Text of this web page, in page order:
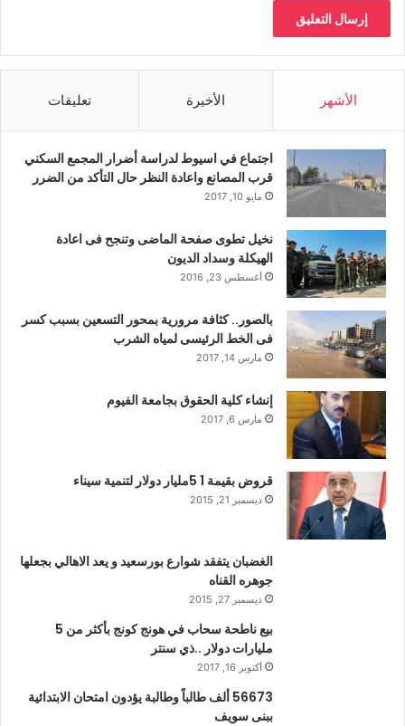
الأشهر الأخيرة تعليقات
اجتماع في اسيوط لدراسة أضرار المجمع السكني
قرب المصانع واعادة النظر حال التأكد من الضرر
مايو 10, 2017
نخيل تطوى صفحة الماضى وتنجح فى اعادة
الهيكلة وسداد الديون
أغسطس 23, 2016
بالصور.. كثافة مرورية بمحور التسعين بسبب كسر
فى الخط الرئيسى لمياه الشرب
مارس 14, 2017
إنشاء كلية الحقوق بجامعة الفيوم
مارس 6, 2017
قروض بقيمة 1 5مليار دولار لتنمية سيناء
ديسمبر 21, 2015
الغضبان يتفقد شوارع بورسعيد و يعد الاهالي بجعلها
جوهره القناه
ديسمبر 27, 2015
بيع ناطحة سحاب في هونج كونج بأكثر من 5
مليارات دولار ..ذي سنتر
أكتوبر 16, 2017
56673 ألف طالباً وطالبة يؤدون امتحان الابتدائية
ببنى سويف